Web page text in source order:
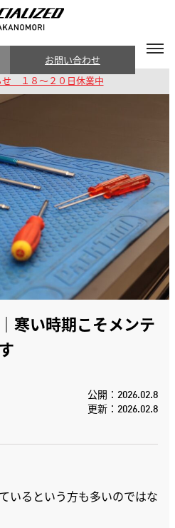
お問い合わせ
せ １８～２０日休業中
寒い時期こそメンテ
公開：2026.02.8
更新：2026.02.8
いるという方も多いのではな